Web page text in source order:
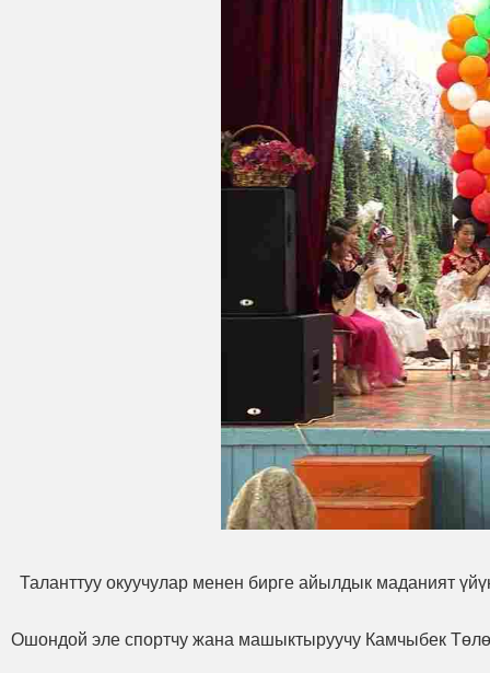
Таланттуу окуучулар менен бирге айылдык маданият
Ошондой эле спортчу жана машыктыруучу Камчыбек